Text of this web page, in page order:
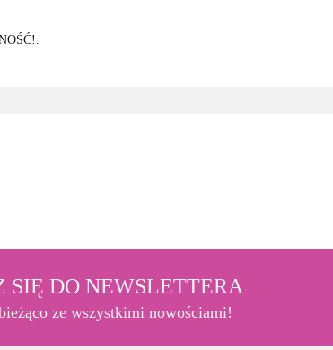
SIĘ DO NEWSLETTERA
ze wszystkimi nowościami!